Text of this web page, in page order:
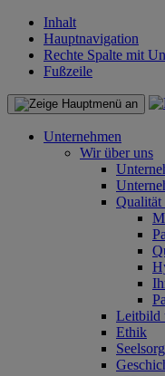
Inhalt
Hauptnavigation
Rechte Spalte mit
Fußzeile
Unternehmen
Wir über uns
Qualität
Leitbild
Ethik